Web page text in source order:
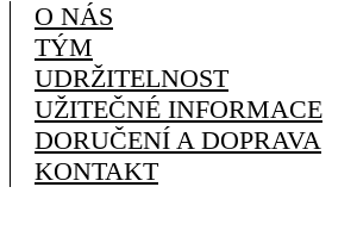
O NÁS
TÝM
UDRŽITELNOST
UŽITEČNÉ INFORMACE
DORUČENÍ A DOPRAVA
KONTAKT